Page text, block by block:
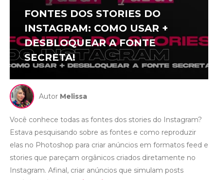
FONTES DOS STORIES DO
INSTAGRAM: COMO USAR +
DESBLOQUEAR A FONTE
SECRETA!
Autor Melissa
Você conhece todas as fontes dos stories do Instagram?
Estava pesquisando sobre as fontes e como reproduzir
elas no Photoshop para criar anúncios em formatos feed e
stories que pareçam orgânicos criados diretamente no
Instagram. Afinal, criar anúncios que simulam posts